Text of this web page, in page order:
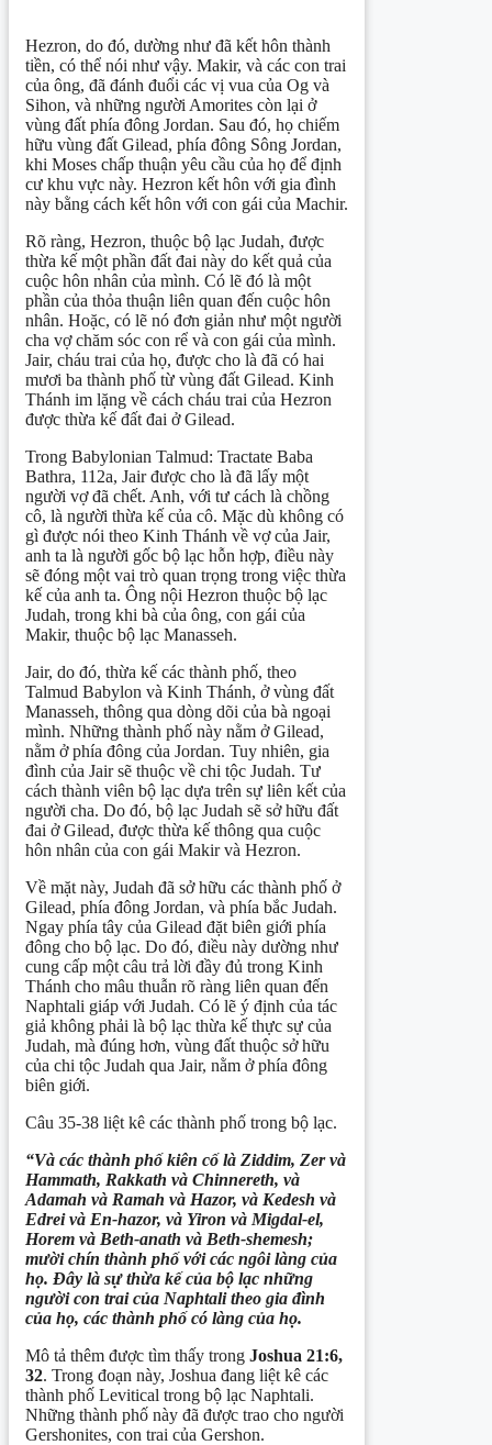
Hezron, do đó, dường như đã kết hôn thành
tiền, có thể nói như vậy. Makir, và các con trai
của ông, đã đánh đuổi các vị vua của Og và
Sihon, và những người Amorites còn lại ở
vùng đất phía đông Jordan. Sau đó, họ chiếm
hữu vùng đất Gilead, phía đông Sông Jordan,
khi Moses chấp thuận yêu cầu của họ để định
cư khu vực này. Hezron kết hôn với gia đình
này bằng cách kết hôn với con gái của Machir.
Rõ ràng, Hezron, thuộc bộ lạc Judah, được
thừa kế một phần đất đai này do kết quả của
cuộc hôn nhân của mình. Có lẽ đó là một
phần của thỏa thuận liên quan đến cuộc hôn
nhân. Hoặc, có lẽ nó đơn giản như một người
cha vợ chăm sóc con rể và con gái của mình.
Jair, cháu trai của họ, được cho là đã có hai
mươi ba thành phố từ vùng đất Gilead. Kinh
Thánh im lặng về cách cháu trai của Hezron
được thừa kế đất đai ở Gilead.
Trong Babylonian Talmud: Tractate Baba
Bathra, 112a, Jair được cho là đã lấy một
người vợ đã chết. Anh, với tư cách là chồng
cô, là người thừa kế của cô. Mặc dù không có
gì được nói theo Kinh Thánh về vợ của Jair,
anh ta là người gốc bộ lạc hỗn hợp, điều này
sẽ đóng một vai trò quan trọng trong việc thừa
kế của anh ta. Ông nội Hezron thuộc bộ lạc
Judah, trong khi bà của ông, con gái của
Makir, thuộc bộ lạc Manasseh.
Jair, do đó, thừa kế các thành phố, theo
Talmud Babylon và Kinh Thánh, ở vùng đất
Manasseh, thông qua dòng dõi của bà ngoại
mình. Những thành phố này nằm ở Gilead,
nằm ở phía đông của Jordan. Tuy nhiên, gia
đình của Jair sẽ thuộc về chi tộc Judah. Tư
cách thành viên bộ lạc dựa trên sự liên kết của
người cha. Do đó, bộ lạc Judah sẽ sở hữu đất
đai ở Gilead, được thừa kế thông qua cuộc
hôn nhân của con gái Makir và Hezron.
Về mặt này, Judah đã sở hữu các thành phố ở
Gilead, phía đông Jordan, và phía bắc Judah.
Ngay phía tây của Gilead đặt biên giới phía
đông cho bộ lạc. Do đó, điều này dường như
cung cấp một câu trả lời đầy đủ trong Kinh
Thánh cho mâu thuẫn rõ ràng liên quan đến
Naphtali giáp với Judah. Có lẽ ý định của tác
giả không phải là bộ lạc thừa kế thực sự của
Judah, mà đúng hơn, vùng đất thuộc sở hữu
của chi tộc Judah qua Jair, nằm ở phía đông
biên giới.
Câu 35-38 liệt kê các thành phố trong bộ lạc.
“Và các thành phố kiên cố là Ziddim, Zer và
Hammath, Rakkath và Chinnereth, và
Adamah và Ramah và Hazor, và Kedesh và
Edrei và En-hazor, và Yiron và Migdal-el,
Horem và Beth-anath và Beth-shemesh;
mười chín thành phố với các ngôi làng của
họ. Đây là sự thừa kế của bộ lạc những
người con trai của Naphtali theo gia đình
của họ, các thành phố có làng của họ.
Mô tả thêm được tìm thấy trong Joshua 21:6,
32. Trong đoạn này, Joshua đang liệt kê các
thành phố Levitical trong bộ lạc Naphtali.
Những thành phố này đã được trao cho người
Gershonites, con trai của Gershon.